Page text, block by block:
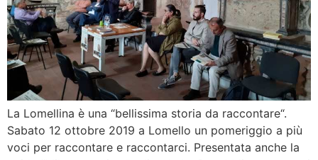
La Lomellina è una “bellissima storia da raccontare“.
Sabato 12 ottobre 2019 a Lomello un pomeriggio a più
voci per raccontare e raccontarci. Presentata anche la